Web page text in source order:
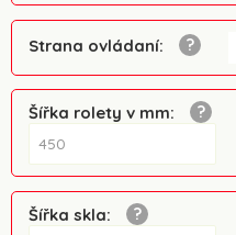
Strana ovládaní:
Šířka rolety v mm:
Šířka skla: